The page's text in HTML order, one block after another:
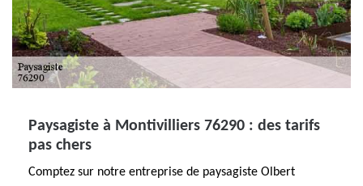
Paysagiste à Montivilliers 76290 : des tarifs
pas chers
Comptez sur notre entreprise de paysagiste Olbert